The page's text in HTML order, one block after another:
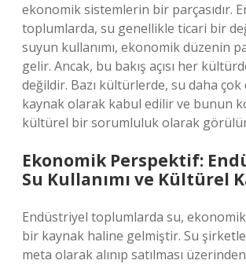
ekonomik sistemlerin bir parçasıdır.
toplumlarda, su genellikle ticari bir
suyun kullanımı, ekonomik düzenin
gelir. Ancak, bu bakış açısı her
değildir. Bazı kültürlerde, su daha
kaynak olarak kabul edilir ve bunun
kültürel bir sorumluluk olarak
Ekonomik Perspektif:
Su Kullanımı ve Kültürel
Endüstriyel toplumlarda su,
bir kaynak haline gelmiştir. Su
meta olarak alınıp satılması